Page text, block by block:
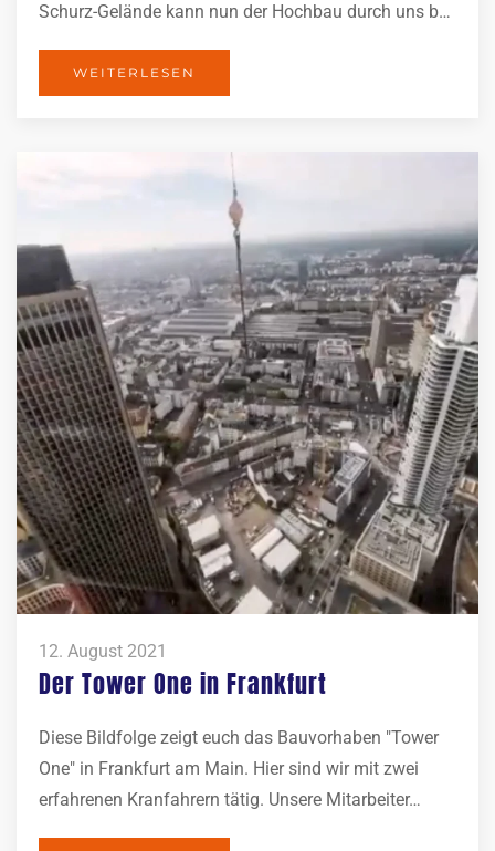
Schurz-Gelände kann nun der Hochbau durch uns b…
WEITERLESEN
12. August 2021
Der Tower One in Frankfurt
Diese Bildfolge zeigt euch das Bauvorhaben "Tower
One" in Frankfurt am Main. Hier sind wir mit zwei
erfahrenen Kranfahrern tätig. Unsere Mitarbeiter…